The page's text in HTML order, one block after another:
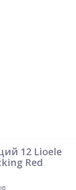
12 Lioele
Red